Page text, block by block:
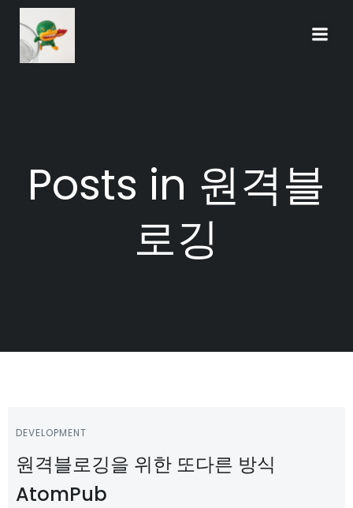
Posts in 원격블
로깅
DEVELOPMENT
원격블로깅을 위한 또다른 방식
AtomPub